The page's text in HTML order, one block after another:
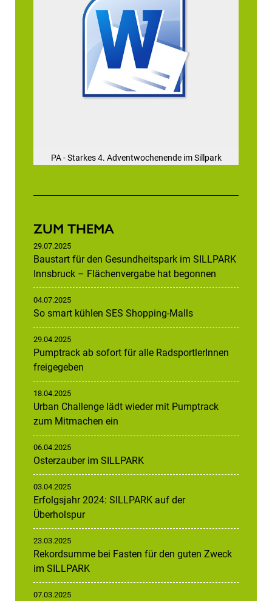
PA - Starkes 4. Adventwochenende im Sillpark
ZUM THEMA
29.07.2025
Baustart für den Gesundheitspark im SILLPARK
Innsbruck – Flächenvergabe hat begonnen
04.07.2025
So smart kühlen SES Shopping-Malls
29.04.2025
Pumptrack ab sofort für alle RadsportlerInnen
freigegeben
18.04.2025
Urban Challenge lädt wieder mit Pumptrack
zum Mitmachen ein
06.04.2025
Osterzauber im SILLPARK
03.04.2025
Erfolgsjahr 2024: SILLPARK auf der
Überholspur
23.03.2025
Rekordsumme bei Fasten für den guten Zweck
im SILLPARK
07.03.2025